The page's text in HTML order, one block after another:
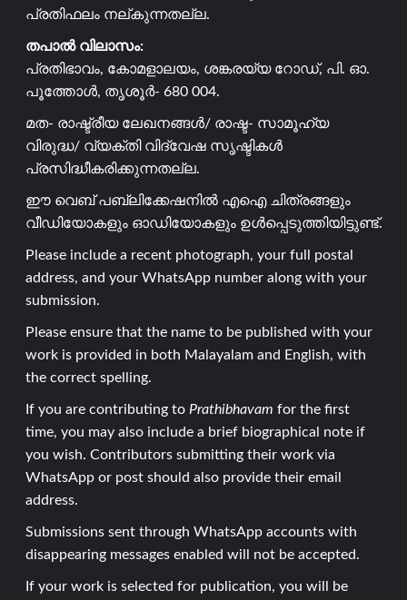
പ്രതിഫലം നല്കുന്നതല്ല.
തപാൽ വിലാസം:
പ്രതിഭാവം, കോമളാലയം, ശങ്കരയ്യ റോഡ്, പി. ഓ.
പൂത്തോൾ, തൃശൂർ- 680 004.
മത- രാഷ്ട്രീയ ലേഖനങ്ങൾ/ രാഷ്ട- സാമൂഹ്യ
വിരുദ്ധ/ വ്യക്തി വിദ്വേഷ സൃഷ്ടികൾ
പ്രസിദ്ധീകരിക്കുന്നതല്ല.
ഈ വെബ് പബ്ലിക്കേഷനിൽ എഐ ചിത്രങ്ങളും
വീഡിയോകളും ഓഡിയോകളും ഉൾപ്പെടുത്തിയിട്ടുണ്ട്.
Please include a recent photograph, your full postal
address, and your WhatsApp number along with your
submission.
Please ensure that the name to be published with your
work is provided in both Malayalam and English, with
the correct spelling.
If you are contributing to Prathibhavam for the first
time, you may also include a brief biographical note if
you wish. Contributors submitting their work via
WhatsApp or post should also provide their email
address.
Submissions sent through WhatsApp accounts with
disappearing messages enabled will not be accepted.
If your work is selected for publication, you will be